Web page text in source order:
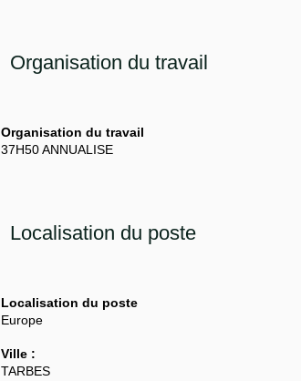
Organisation du travail
Organisation du travail
37H50 ANNUALISE
Localisation du poste
Localisation du poste
Europe
Ville :
TARBES